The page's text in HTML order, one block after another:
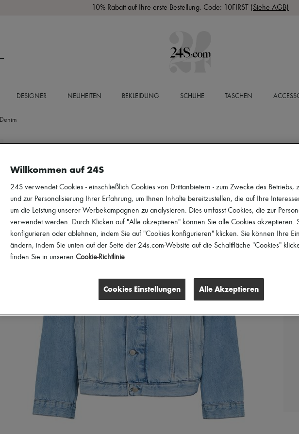
10% Rabatt auf Ihre erste Bestellung. Code: 10FIRST (Siehe AGB)
DESIGNER NEUHEITEN BEKLEIDUNG SCHUHE TASCHEN
Denim
Willkommen auf 24S
24S verwendet Cookies - einschließlich Cookies von Drittanbietern - zum Zwecke des Betriebs,
und zur Personalisierung Ihrer Erfahrung, um Ihnen Inhalte bereitzustellen, die auf Ihre
um die Leistung unserer Werbekampagnen zu analysieren. Dies umfasst Cookies, die zur
verwendet werden. Durch Klicken auf "Alle akzeptieren" können Sie alle Cookies akzeptieren.
konfigurieren oder ablehnen, indem Sie auf "Cookies konfigurieren" klicken. Sie können Ihre
ändern, indem Sie unten auf der Seite der 24s.com-Website auf die Schaltfläche "Cookies"
finden Sie in unseren Cookie-Richtlinie
Cookies Einstellungen Alle Akzeptieren